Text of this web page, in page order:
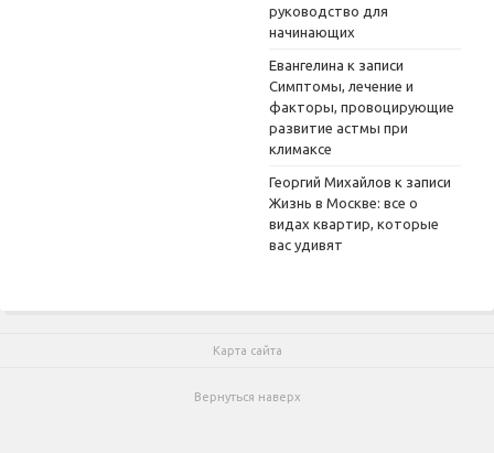
руководство для
начинающих
Евангелина к записи
Симптомы, лечение и
факторы, провоцирующие
развитие астмы при
климаксе
Георгий Михайлов к записи
Жизнь в Москве: все о
видах квартир, которые
вас удивят
Карта сайта
Вернуться наверх